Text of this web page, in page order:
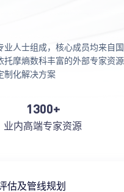
人士组成，核心成员均来自国
托摩熵数科丰富的外部专家资源
制化解决方案
1300+
业内高端专家资源
估及管线规划